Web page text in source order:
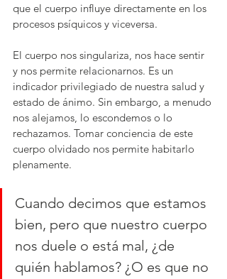
que el cuerpo influye directamente en los
procesos psíquicos y viceversa.
El cuerpo nos singulariza, nos hace sentir
y nos permite relacionarnos. Es un
indicador privilegiado de nuestra salud y
estado de ánimo. Sin embargo, a menudo
nos alejamos, lo escondemos o lo
rechazamos. Tomar conciencia de este
cuerpo olvidado nos permite habitarlo
plenamente.
Cuando decimos que estamos
bien, pero que nuestro cuerpo
nos duele o está mal, ¿de
quién hablamos? ¿O es que no